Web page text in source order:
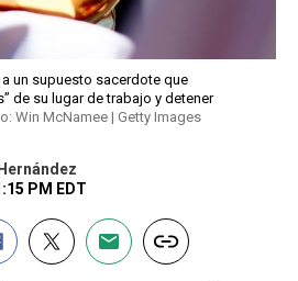
un supuesto sacerdote que
de su lugar de trabajo y detener
Win McNamee | Getty Images
PM EDT